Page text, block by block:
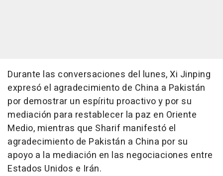
Durante las conversaciones del lunes, Xi Jinping
expresó el agradecimiento de China a Pakistán
por demostrar un espíritu proactivo y por su
mediación para restablecer la paz en Oriente
Medio, mientras que Sharif manifestó el
agradecimiento de Pakistán a China por su
apoyo a la mediación en las negociaciones entre
Estados Unidos e Irán.